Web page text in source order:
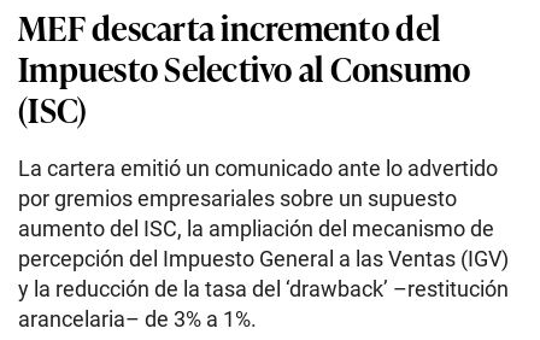
MEF descarta incremento del
Impuesto Selectivo al Consumo
(ISC)
La cartera emitió un comunicado ante lo advertido
por gremios empresariales sobre un supuesto
aumento del ISC, la ampliación del mecanismo de
percepción del Impuesto General a las Ventas (IGV)
y la reducción de la tasa del ‘drawback’ –restitución
arancelaria– de 3% a 1%.